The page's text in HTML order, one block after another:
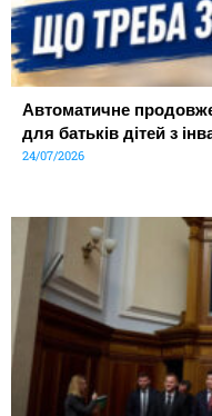
Автоматичне
для батьків дітей з
24/07/2026